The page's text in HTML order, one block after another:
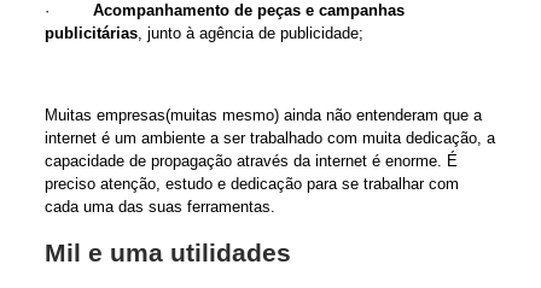
·
Acompanhamento de peças e campanhas
publicitárias, junto à agência de publicidade;
Muitas empresas(muitas mesmo) ainda não entenderam que a
internet é um ambiente a ser trabalhado com muita dedicação, a
capacidade de propagação através da internet é enorme. É
preciso atenção, estudo e dedicação para se trabalhar com
cada uma das suas ferramentas.
Mil e uma utilidades